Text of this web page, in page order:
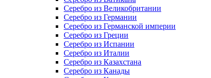
Серебро из Великобритании
Серебро из Германии
Серебро из Германской империи
Серебро из Греции
Серебро из Испании
Серебро из Италии
Серебро из Казахстана
Серебро из Канады